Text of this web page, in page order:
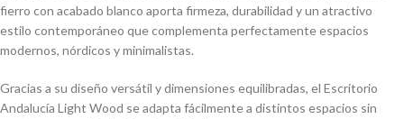
fierro con acabado blanco aporta firmeza, durabilidad y un atractivo
estilo contemporáneo que complementa perfectamente espacios
modernos, nórdicos y minimalistas.
Gracias a su diseño versátil y dimensiones equilibradas, el Escritorio
Andalucía Light Wood se adapta fácilmente a distintos espacios sin